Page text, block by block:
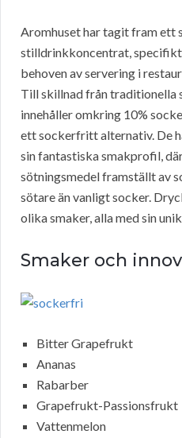
Aromhuset har tagit fram
stilldrinkkoncentrat,
behoven av servering i
Till skillnad från traditionella
innehåller omkring 10%
ett sockerfritt alternativ. De
sin fantastiska smakprofil,
sötningsmedel framställt av
sötare än vanligt socker.
olika smaker, alla med sin
Smaker och
Bitter Grapefrukt
Ananas
Rabarber
Grapefrukt-Passionsfrukt
Vattenmelon